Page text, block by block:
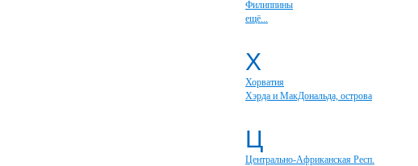
Филиппины
ещё...
Х
Хорватия
Хэрда и МакДональда, острова
Ц
Центрально-Африканская Респ.